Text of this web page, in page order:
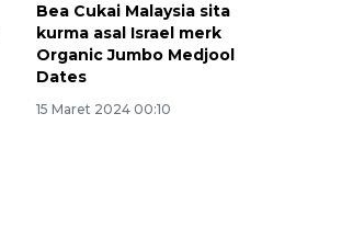
Bea Cukai Malaysia sita
kurma asal Israel merk
Organic Jumbo Medjool
Dates
15 Maret 2024 00:10